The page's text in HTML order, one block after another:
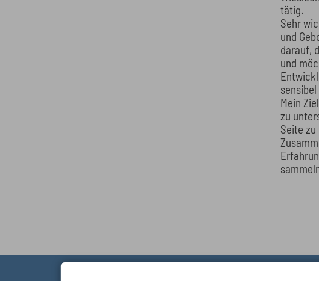
tätig.
Sehr
und
darauf,
und
Mein
zu
Seite